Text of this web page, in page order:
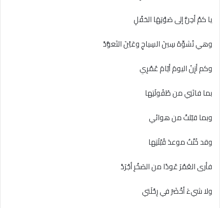
يا كمْ أحِنُّ إلى صَوْتِهَا الحَفْلِ
وهي تُشوِّهُ سِينَ السِياجِ وعَيْنَ التَعوُّدْ
وكم أزِنُ اليومَ أيّامَ عُمْرِي
بما فاتَنِي من طُفُولَتِها
وبما قبّلتْ من هوائي
وقد خُنْتُ موعدَ قُبْلَتِها
فأرى العُمْرَ عُودًا من الصَخْرِ أجْرَدْ
ولا شيءَ أخْضَرَ في رِحْلَتي